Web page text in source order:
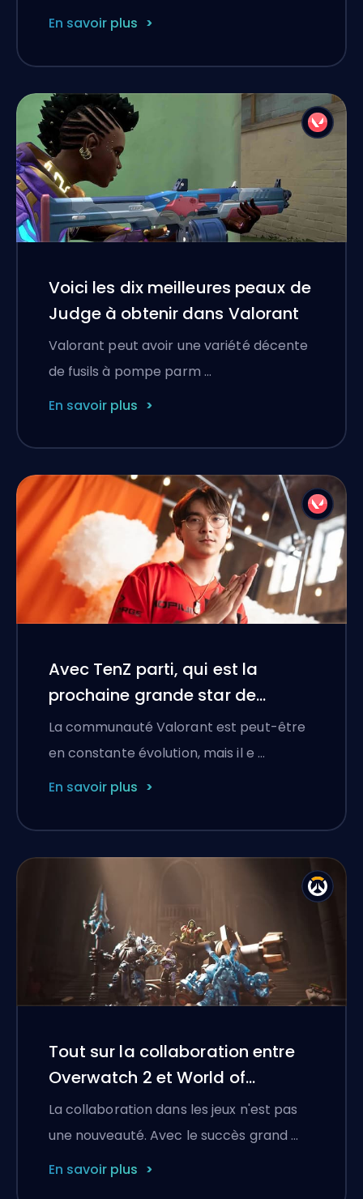
En savoir plus
Voici les dix meilleures peaux de
Judge à obtenir dans Valorant
Valorant peut avoir une variété décente
de fusils à pompe parm …
En savoir plus
Avec TenZ parti, qui est la
prochaine grande star de
Valorant ?
La communauté Valorant est peut-être
en constante évolution, mais il e …
En savoir plus
Tout sur la collaboration entre
Overwatch 2 et World of
Warcraft
La collaboration dans les jeux n'est pas
une nouveauté. Avec le succès grand …
En savoir plus